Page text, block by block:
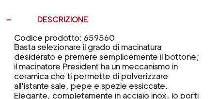
DESCRIZIONE
Codice prodotto: 659560
Basta selezionare il grado di macinatura
desiderato e premere semplicemente il bottone;
il macinatore President ha un meccanismo in
ceramica che ti permette di polverizzare
all'istante sale, pepe e spezie essiccate.
Elegante, completamente in acciaio inox, lo porti